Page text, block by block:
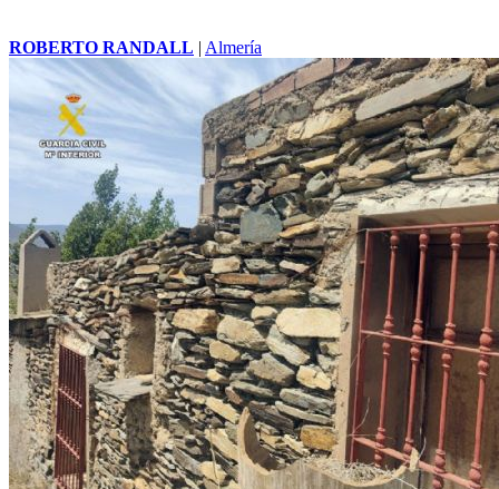
ROBERTO RANDALL | Almería